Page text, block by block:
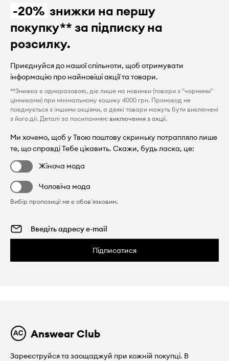
-20% знижки на першу
покупку** за підписку на
розсилку.
Приєднуйся до нашої спільноти, щоб отримувати
інформацію про найновіші акції та товари.
**Знижка є одноразовою, діє лише на новинки (товари з "чорними"
цінниками) при мінімальному кошику 4000 грн. Промокод не
поєднується з іншими акціями, а деякі товари можуть бути виключені
з його дії. Деталі за посиланням: виключення з акції.
Ми хочемо, щоб у Твою поштову скриньку потрапляло лише
те, що справді Тебе цікавить. Скажи, будь ласка, це:
Жіноча мода
Чоловіча мода
Вибір пропозиції не є обов'язковим.
Підписатися
Answear Club
Зареєструйся та заощаджуй при кожній покупці. В